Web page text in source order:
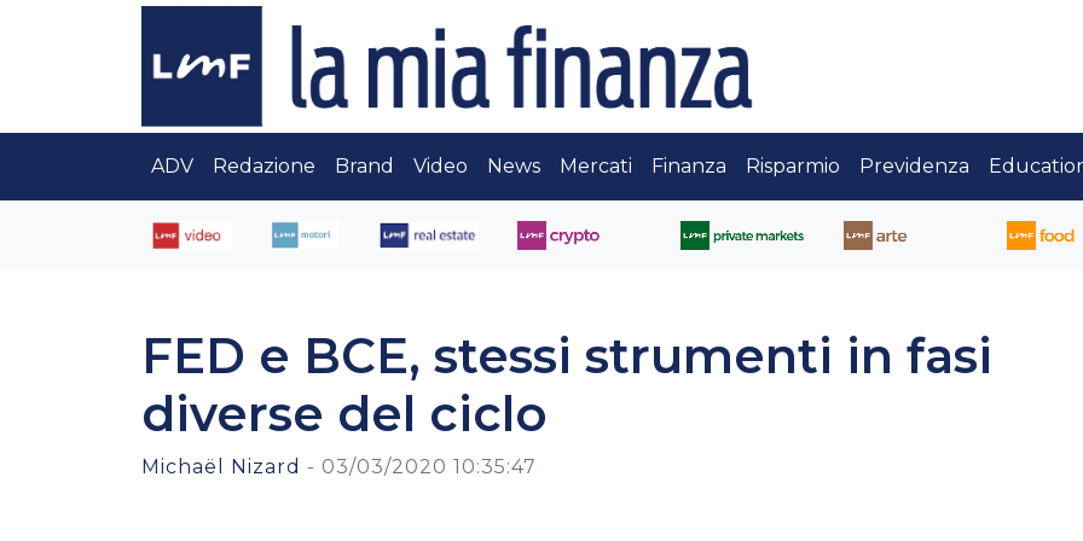
ADV Redazione Brand Video News Mercati Finanza Risparmio Previdenza
FED e BCE, stessi strumenti in fasi
diverse del ciclo
Michaël Nizard - 03/03/2020 10:35:47